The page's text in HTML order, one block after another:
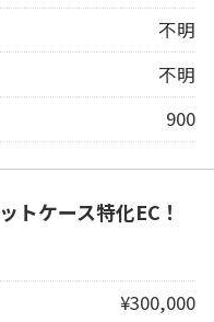
不明
不明
900
トケース特化EC！
¥300,000